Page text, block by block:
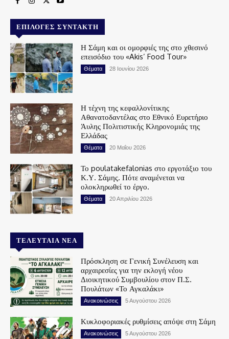
ΕΠΙΛΟΓΈΣ ΣΥΝΤΆΚΤΗ
Η Σάμη και οι ομορφιές της στο χθεσινό
επεισόδιο του «Akis’ Food Tour»
Θέματα 28 Ιουνίου 2026
Η τέχνη της κεφαλλονίτικης
Αθανατοδαντέλας στο Εθνικό Ευρετήριο
Άυλης Πολιτιστικής Κληρονομιάς της
Ελλάδας
Θέματα 20 Μαΐου 2026
Το poulatakefalonias στο εργοτάξιο του
Κ.Υ. Σάμης. Πότε αναμένεται να
ολοκληρωθεί το έργο.
Θέματα 20 Απριλίου 2026
ΤΕΛΕΥΤΑΊΑ ΝΈΑ
Πρόσκληση σε Γενική Συνέλευση και
αρχαιρεσίες για την εκλογή νέου
Διοικητικού Συμβουλίου στον Π.Σ.
Πουλάτων «Το Αγκαλάκι»
Ανακοινώσεις 5 Αυγούστου 2026
Κυκλοφοριακές ρυθμίσεις απόψε στη Σάμη
Ανακοινώσεις 5 Αυγούστου 2026